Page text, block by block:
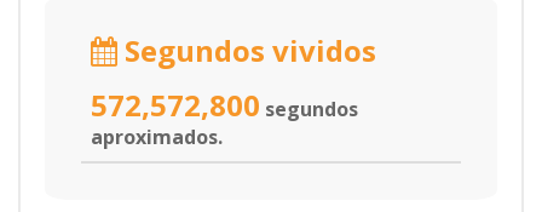
Segundos vividos
572,572,800 segundos
aproximados.